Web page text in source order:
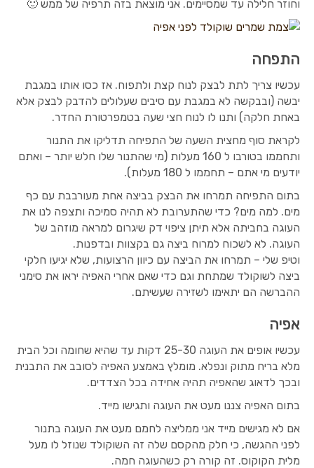
וחוזר חלילה עד שמסיימים. אני מוצאת בזה תרפיה של ממש 🙂
התפחה
עכשיו צריך לתת לבצק לנוח קצת ולתפוח. אז כסו אותו במגבת
יבשה (ובבקשה לא במגבת עם סיבים שעלולים להדבק לבצק אלא
באחת חלקה) ותנו לו לנוח חצי שעה בטמפרטורת החדר.
לקראת סוף מחצית השעה של התפיחה תדליקו את התנור
ותחממו בטורבו ל 160 מעלות (מי שהתנור שלו חלש יותר – ואתם
יודעים מי אתם – תחממו ל 180 מעלות).
בתום התפיחה תמרחו את הבצק בביצה אחת מעורבבת עם כף
מים. למה מים? כדי שהתערובת לא תהיה סמיכה ותצפה לנו את
העוגה בחביתה אלא תיתן ציפוי דק שיגרום למראה מוזהב של
העוגה. לא לשכוח למרוח ביצה גם בקצוות ובדפנות.
וטיפ שלי – תמרחו את הביצה עם כיוון הרצועות, שלא יגיעו חלקי
ביצה לשוקולד שמתחת וגם כדי שאם אחרי האפיה יראו את סימני
ההברשה הם יתאימו לשזירה שעשיתם.
אפיה
עכשיו אופים את העוגה 25-30 דקות עד שהיא שחומה וכל הבית
מלא בריח מתוק ונפלא. מומלץ באמצע האפיה לסובב את התבנית
ובכך לדאוג שהאפיה תהיה אחידה בכל הצדדים.
בתום האפיה צננו מעט את העוגה ותגישו מייד.
אם לא מגישים מייד אני ממליצה לחמם מעט את העוגה בתנור
לפני ההגשה, כי חלק מהקסם שלה זה השוקולד שנוזל לו מעל
מלית הקוקוס. זה קורה רק כשהעוגה חמה.